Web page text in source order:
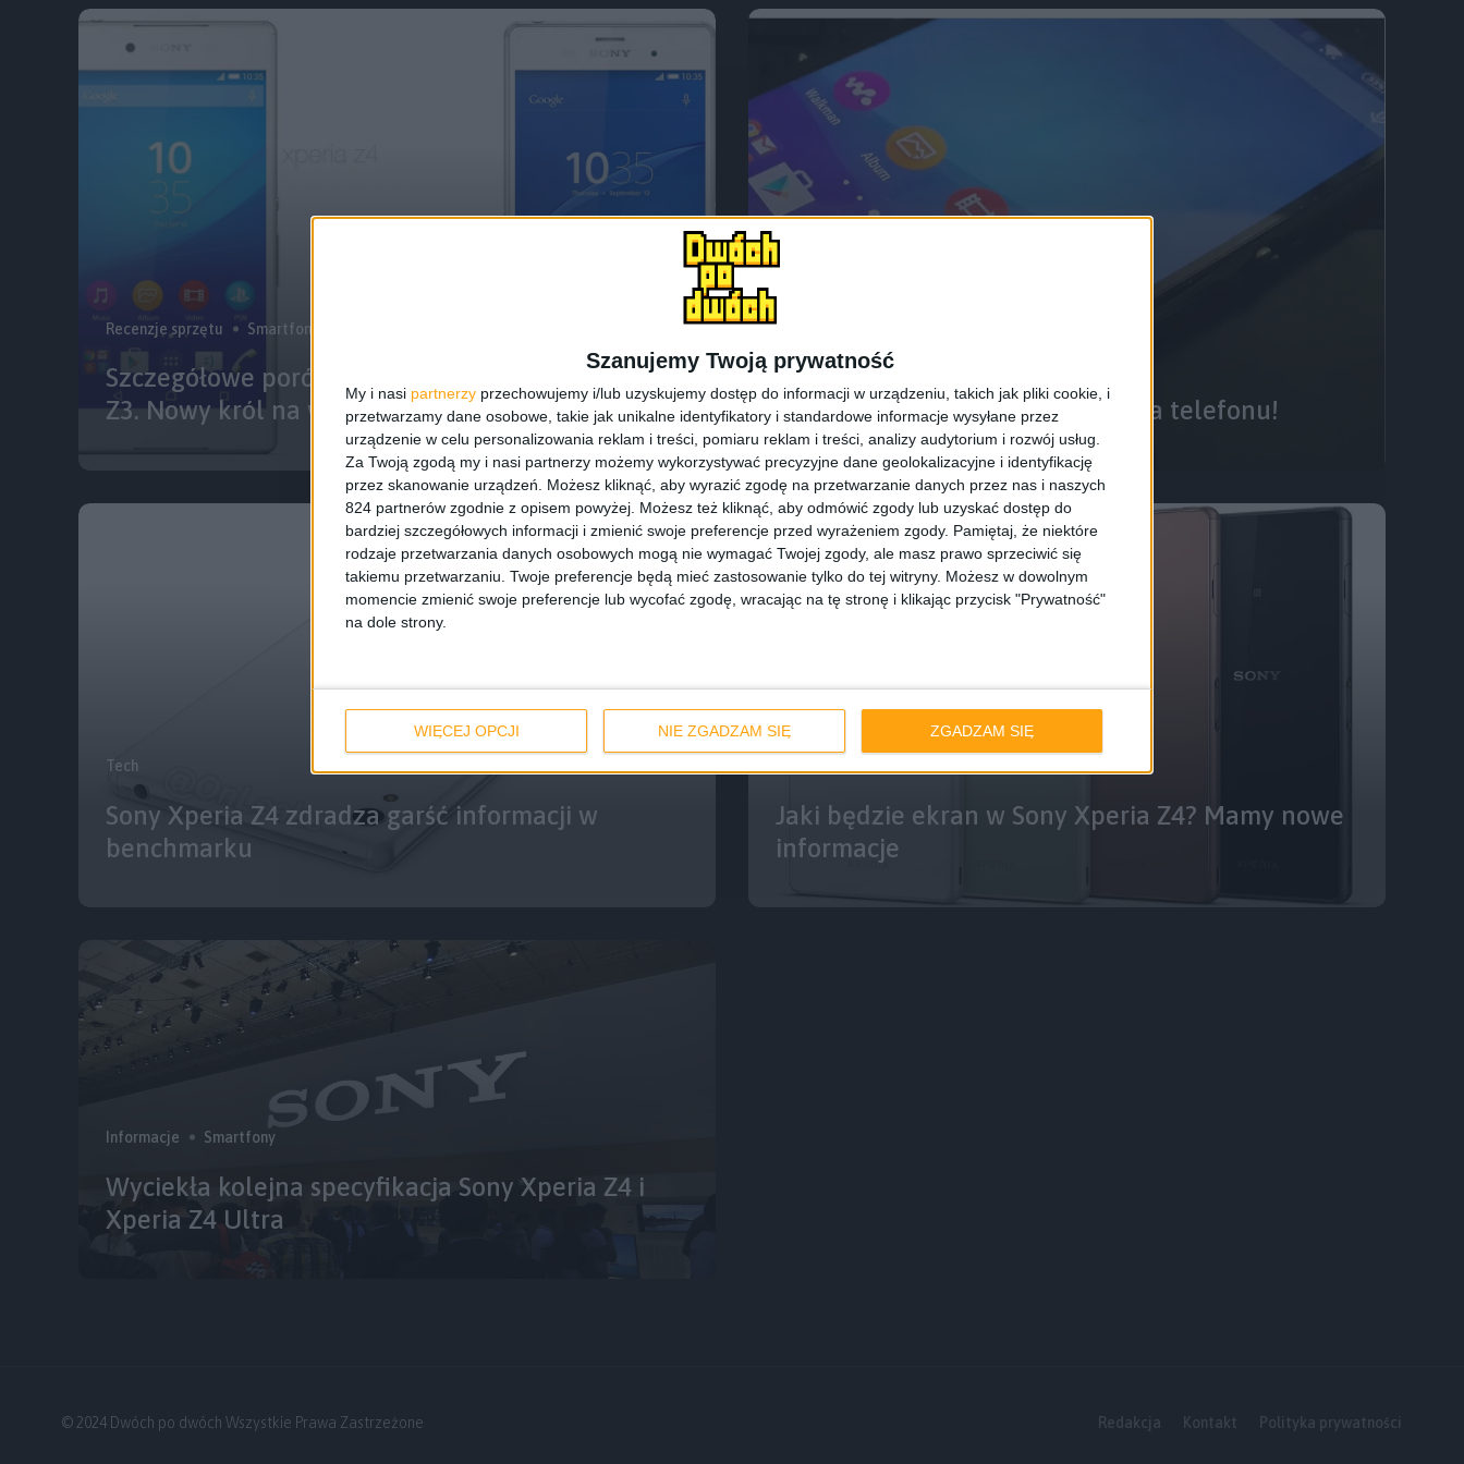
Szanujemy Twoją prywatność
My i nasi partnerzy przechowujemy i/lub uzyskujemy dostęp do informacji w urządzeniu, takich jak pliki cookie, i
przetwarzamy dane osobowe, takie jak unikalne identyfikatory i standardowe informacje wysyłane przez
urządzenie w celu personalizowania reklam i treści, pomiaru reklam i treści, analizy audytorium i rozwój usług.
Za Twoją zgodą my i nasi partnerzy możemy wykorzystywać precyzyjne dane geolokalizacyjne i identyfikację
przez skanowanie urządzeń. Możesz kliknąć, aby wyrazić zgodę na przetwarzanie danych przez nas i naszych
824 partnerów zgodnie z opisem powyżej. Możesz też kliknąć, aby odmówić zgody lub uzyskać dostęp do
bardziej szczegółowych informacji i zmienić swoje preferencje przed wyrażeniem zgody. Pamiętaj, że niektóre
rodzaje przetwarzania danych osobowych mogą nie wymagać Twojej zgody, ale masz prawo sprzeciwić się
takiemu przetwarzaniu. Twoje preferencje będą mieć zastosowanie tylko do tej witryny. Możesz w dowolnym
momencie zmienić swoje preferencje lub wycofać zgodę, wracając na tę stronę i klikając przycisk "Prywatność"
na dole strony.
WIĘCEJ OPCJI NIE ZGADZAM SIĘ ZGADZAM SIĘ
Recenzje sprzętu Smartfony
Szczegółowe porównanie Sony Xperia Z4 i Xperia
Z3. Nowy król na włościach?
Smartfony Tech
Sony Xperia Z4 – wyciekły zdjęcia telefonu!
Tech
Sony Xperia Z4 zdradza garść informacji w
benchmarku
Jaki będzie ekran w Sony Xperia Z4? Mamy nowe
informacje
Informacje Smartfony
Wyciekła kolejna specyfikacja Sony Xperia Z4 i
Xperia Z4 Ultra
© 2024 Dwóch po dwóch Wszystkie Prawa Zastrzeżone Redakcja Kontakt Polityka prywatności